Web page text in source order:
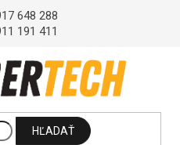
648 288
191 411
HĽADAŤ